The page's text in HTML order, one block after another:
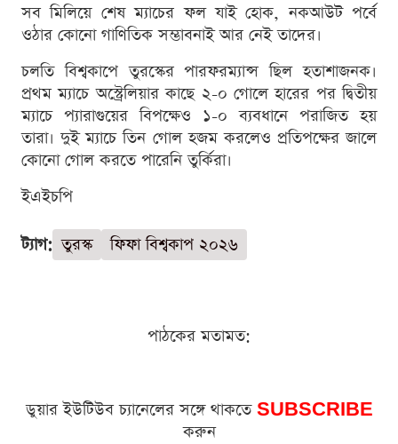
সব মিলিয়ে শেষ ম্যাচের ফল যাই হোক, নকআউট পর্বে
ওঠার কোনো গাণিতিক সম্ভাবনাই আর নেই তাদের।
চলতি বিশ্বকাপে তুরস্কের পারফরম্যান্স ছিল হতাশাজনক।
প্রথম ম্যাচে অস্ট্রেলিয়ার কাছে ২-০ গোলে হারের পর দ্বিতীয়
ম্যাচে প্যারাগুয়ের বিপক্ষেও ১-০ ব্যবধানে পরাজিত হয়
তারা। দুই ম্যাচে তিন গোল হজম করলেও প্রতিপক্ষের জালে
কোনো গোল করতে পারেনি তুর্কিরা।
ইএইচপি
ট্যাগ: তুরস্ক ফিফা বিশ্বকাপ ২০২৬
পাঠকের মতামত:
ডুয়ার ইউটিউব চ্যানেলের সঙ্গে থাকতে SUBSCRIBE
করুন